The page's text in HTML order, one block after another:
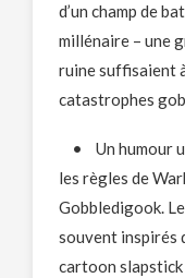
d’un champ de
millénaire – une
ruine suffisaient
catastrophes
• Un humour
les règles de
Gobbledigook.
souvent inspirés
cartoon slapstick